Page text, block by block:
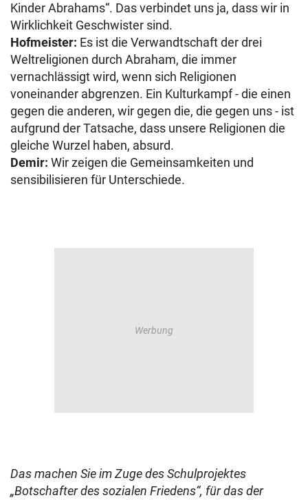
Kinder Abrahams“. Das verbindet uns ja, dass wir in
Wirklichkeit Geschwister sind.
Hofmeister: Es ist die Verwandtschaft der drei
Weltreligionen durch Abraham, die immer
vernachlässigt wird, wenn sich Religionen
voneinander abgrenzen. Ein Kulturkampf - die einen
gegen die anderen, wir gegen die, die gegen uns - ist
aufgrund der Tatsache, dass unsere Religionen die
gleiche Wurzel haben, absurd.
Demir: Wir zeigen die Gemeinsamkeiten und
sensibilisieren für Unterschiede.
Das machen Sie im Zuge des Schulprojektes
„Botschafter des sozialen Friedens“, für das der